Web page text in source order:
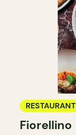
RESTAURANT
Fiorellino